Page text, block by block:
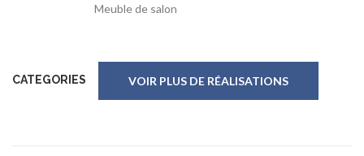
CATEGORIES
Meuble de salon
VOIR PLUS DE RÉALISATIONS